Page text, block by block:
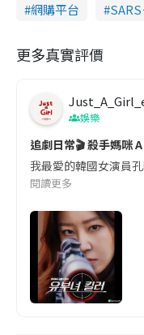
網購平台
更多真實評價
娛樂
追劇日常🎬 殺手媽咪
我最愛的韓國女演員
閱讀更多